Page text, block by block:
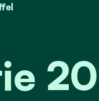
2026